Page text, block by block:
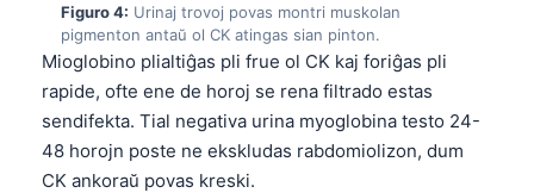
Figuro 4: Urinaj trovoj povas montri muskolan
pigmenton antaŭ ol CK atingas sian pinton.
Mioglobino plialtiĝas pli frue ol CK kaj foriĝas pli
rapide, ofte ene de horoj se rena filtrado estas
sendifekta. Tial negativa urina myoglobina testo 24-
48 horojn poste ne ekskludas rabdomiolizon, dum
CK ankoraŭ povas kreski.